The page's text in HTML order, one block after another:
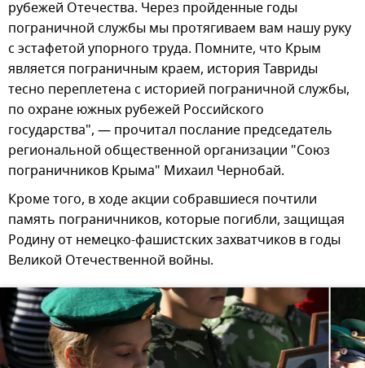
рубежей Отечества. Через пройденные годы
пограничной службы мы протягиваем вам нашу руку
с эстафетой упорного труда. Помните, что Крым
является пограничным краем, история Тавриды
тесно переплетена с историей пограничной службы,
по охране южных рубежей Российского
государства", — прочитал послание председатель
региональной общественной организации "Союз
пограничников Крыма" Михаил Чернобай.
Кроме того, в ходе акции собравшиеся почтили
память пограничников, которые погибли, защищая
Родину от немецко-фашистских захватчиков в годы
Великой Отечественной войны.